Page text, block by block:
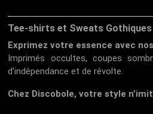
Tee-shirts et Sweats
Exprimez votre essence avec
Imprimés occultes, coupes
d’indépendance et de révolte.
Chez Discobole, votre style